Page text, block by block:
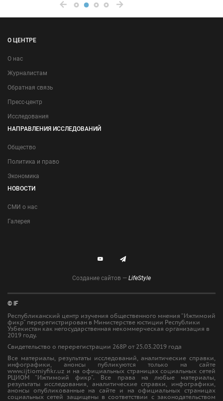
О ЦЕНТРЕ
О нас
Журналистам
Обратная связь
Пресс-центр
Исследования
НАПРАВЛЕНИЯ ИССЛЕДОВАНИЙ
Общество
Политика и право
Экономика
НОВОСТИ
СМИ о нас
Галерея
Создание сайтов — LifeStyle
© IF
Республиканский центр изучения общественного мнения “Ижтимоий
фикр” перерегистрирован в Министерстве юстиции Республики
Узбекистан как негосударственная некоммерческая организация в
2019 году.
Свидетельство о перерегистрации 268Р от 25.03.2019 года
Все материалы, результаты исследований, аналитические справки,
инфографики, анонсы публикуются только на сайте
www.ijtiomiyfikr.uz и на официальных страницах социальных сетей
РЦИОМ "Ижтимоий фикр". Все права на любые материалы,
результаты исследования, аналитические справки, инфографики,
анонсы опубликованные на сайте и на официальных страницах
социальных сетей защищены в соответствии с законодательством